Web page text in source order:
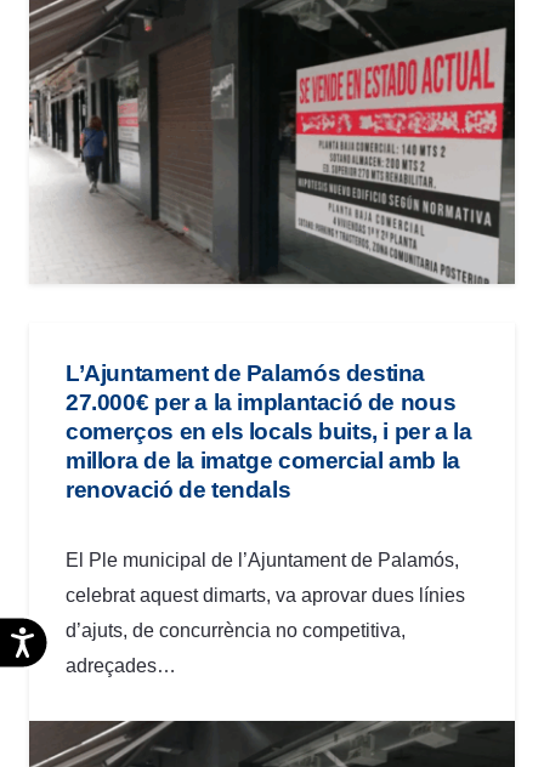
Accesibilidad
L’Ajuntament de Palamós destina
27.000€ per a la implantació de nous
comerços en els locals buits, i per a la
millora de la imatge comercial amb la
renovació de tendals
El Ple municipal de l’Ajuntament de Palamós,
celebrat aquest dimarts, va aprovar dues línies
d’ajuts, de concurrència no competitiva,
adreçades…